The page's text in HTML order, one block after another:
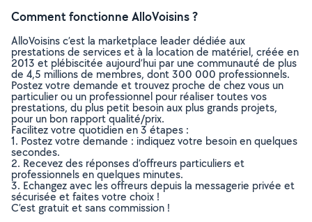
Comment fonctionne AlloVoisins ?
AlloVoisins c’est la marketplace leader dédiée aux
prestations de services et à la location de matériel, créée en
2013 et plébiscitée aujourd’hui par une communauté de plus
de 4,5 millions de membres, dont 300 000 professionnels.
Postez votre demande et trouvez proche de chez vous un
particulier ou un professionnel pour réaliser toutes vos
prestations, du plus petit besoin aux plus grands projets,
pour un bon rapport qualité/prix.
Facilitez votre quotidien en 3 étapes :
1. Postez votre demande : indiquez votre besoin en quelques
secondes.
2. Recevez des réponses d’offreurs particuliers et
professionnels en quelques minutes.
3. Echangez avec les offreurs depuis la messagerie privée et
sécurisée et faites votre choix !
C’est gratuit et sans commission !